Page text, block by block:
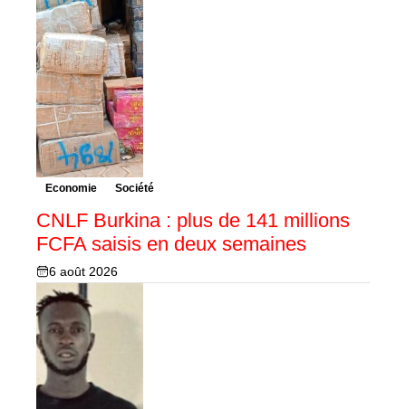
Economie Société
CNLF Burkina : plus de 141 millions
FCFA saisis en deux semaines
6 août 2026